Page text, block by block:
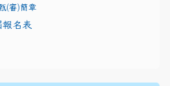
(審)簡章
報名表